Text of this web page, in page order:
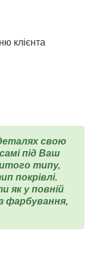
клієнта
свою
під Ваш
типу,
покрівлі.
як у повній
фарбування,